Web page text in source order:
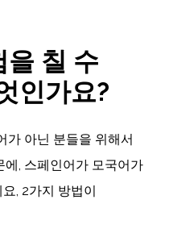
을 칠 수
인가요?
가 아닌 분들을 위해서
에, 스페인어가 모국어가
, 2가지 방법이